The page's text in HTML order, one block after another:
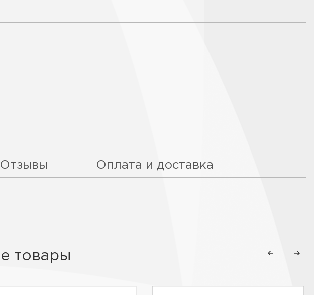
Отзывы Оплата и доставка
товары